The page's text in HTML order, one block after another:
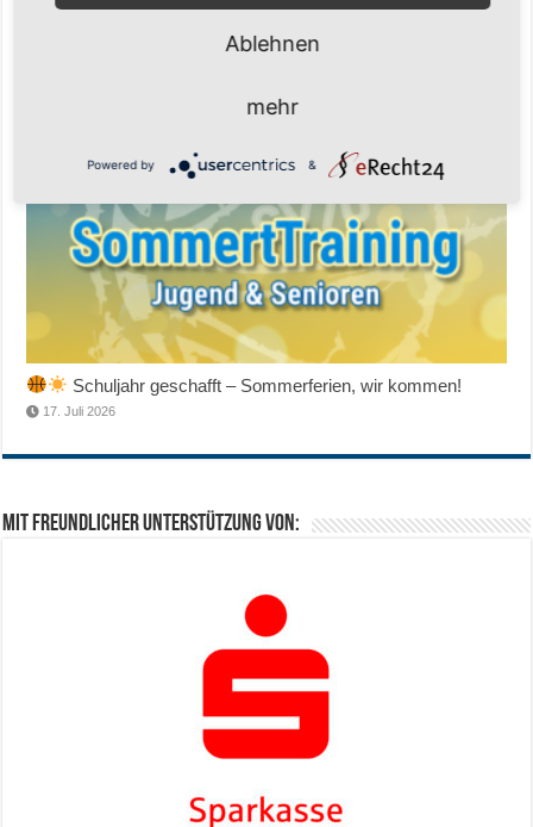
Schuljahr geschafft – Sommerferien, wir kommen!
17. Juli 2026
Mit freundlicher Unterstützung von:
Ablehnen
mehr
Powered by &